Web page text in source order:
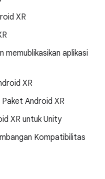
XR
memublikasikan aplikasi
XR
Android XR
XR untuk Unity
Kompatibilitas